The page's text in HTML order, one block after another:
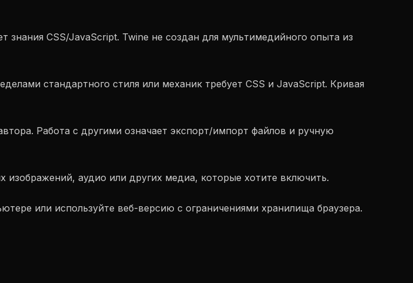
знания CSS/JavaScript. Twine не создан для мультимедийного опыта из
стандартного стиля или механик требует CSS и JavaScript. Кривая
Работа с другими означает экспорт/импорт файлов и ручную
аудио или других медиа, которые хотите включить.
или используйте веб-версию с ограничениями хранилища браузера.